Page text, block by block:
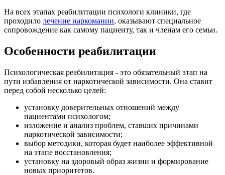
На всех этапах реабилитации психологи клиники, где
проходило лечение наркомании, оказывают специальное
сопровождение как самому пациенту, так и членам его семьи.
Особенности реабилитации
Психологическая реабилитация - это обязательный этап на
пути избавления от наркотической зависимости. Она ставит
перед собой несколько целей:
установку доверительных отношений между
пациентами психологом;
изложение и анализ проблем, ставших причинами
наркотической зависимости;
выбор методики, которая будет наиболее эффективной
на этапе восстановления;
установку на здоровый образ жизни и формирование
новых приоритетов.